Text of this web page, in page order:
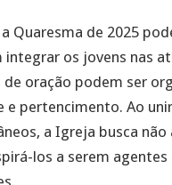
Quaresma de 2025
integrar os jovens nas
oração podem ser
e pertencimento. Ao
a Igreja busca
los a serem